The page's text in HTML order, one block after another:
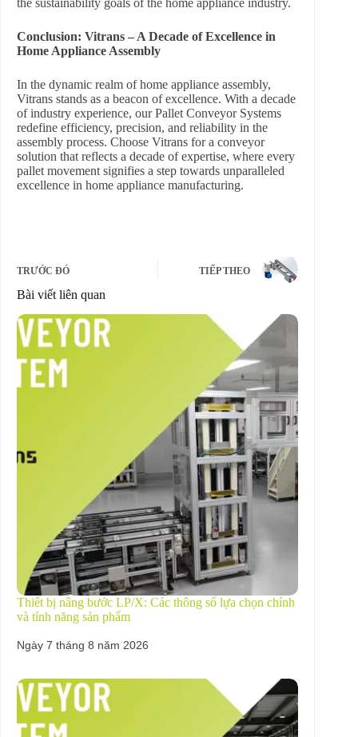
the sustainability goals of the home appliance industry.
Conclusion: Vitrans – A Decade of Excellence in
Home Appliance Assembly
In the dynamic realm of home appliance assembly,
Vitrans stands as a beacon of excellence. With a decade
of industry experience, our Pallet Conveyor Systems
redefine efficiency, precision, and reliability in the
assembly process. Choose Vitrans for a conveyor
solution that reflects a decade of expertise, where every
pallet movement signifies a step towards unparalleled
excellence in home appliance manufacturing.
TRƯỚC ĐÓ TIẾP THEO
Bài viết liên quan
Thiết bị nâng bước LP/X: Các thông số lựa chọn chính
và tính năng sản phẩm
Ngày 7 tháng 8 năm 2026